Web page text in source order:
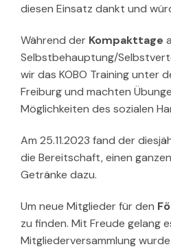
diesen Einsatz dankt und
Während der Kompakttage
Selbstbehauptung/
wir das KOBO Training unter
Freiburg und machten
Möglichkeiten des sozialen
Am 25.11.2023 fand der
die Bereitschaft, einen
Getränke dazu.
Um neue Mitglieder für den
zu finden. Mit Freude gelang
Mitgliederversammlung